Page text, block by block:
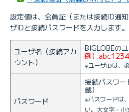
設定値は、会員証（または接続ID通
ザIDと接続パスワードを入力します。
ユーザ名（接続アカ
ウント）
BIGLOBEの
例）
※ユーザIDは、
パスワード
接続パスワー
載）
※パスワードは
い。大文字・小